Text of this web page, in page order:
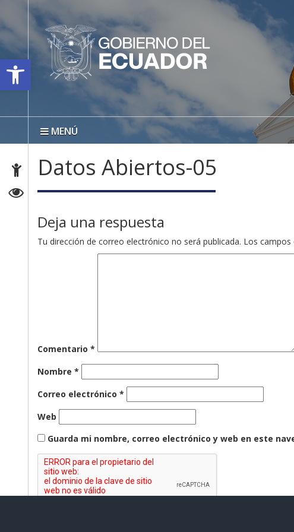
Open toolbar
MENÚ
Datos Abiertos-05
Deja una respuesta
Tu dirección de correo electrónico no será publicada. Los
Comentario*
Nombre*
Correo electrónico*
Web
Guarda mi nombre, correo electrónico y web en este